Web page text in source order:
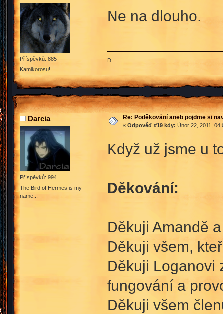
Příspěvků: 885
Kamikorosu!
Ne na dlouho.
Đ
Darcia
Příspěvků: 994
The Bird of Hermes is my
name...
Re: Poděkování aneb pojdme si
« Odpověď #19 kdy: Únor 22, 2011,
Když už jsme u
Děkování:
Děkuji Amandě
Děkuji všem,
Děkuji Loganovi
fungování a
Děkuji všem